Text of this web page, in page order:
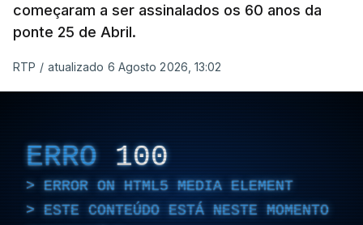
começaram a ser assinalados os 60 anos da
ponte 25 de Abril.
RTP / atualizado 6 Agosto 2026, 13:02
ERRO 100
ERROR ON HTML5 MEDIA ELEMENT
ESTE CONTEÚDO ESTÁ NESTE MOMENTO